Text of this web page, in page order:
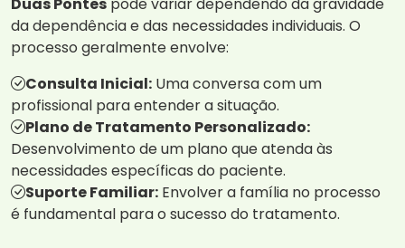
Duas Pontes pode variar dependendo da gravidade
da dependência e das necessidades individuais. O
processo geralmente envolve:
Consulta Inicial: Uma conversa com um
profissional para entender a situação.
Plano de Tratamento Personalizado:
Desenvolvimento de um plano que atenda às
necessidades específicas do paciente.
Suporte Familiar: Envolver a família no processo
é fundamental para o sucesso do tratamento.